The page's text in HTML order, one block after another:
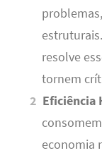
resolve
tornem
Eficiência
economia